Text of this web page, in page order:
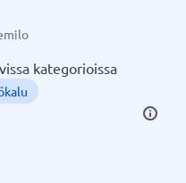
kategorioissa